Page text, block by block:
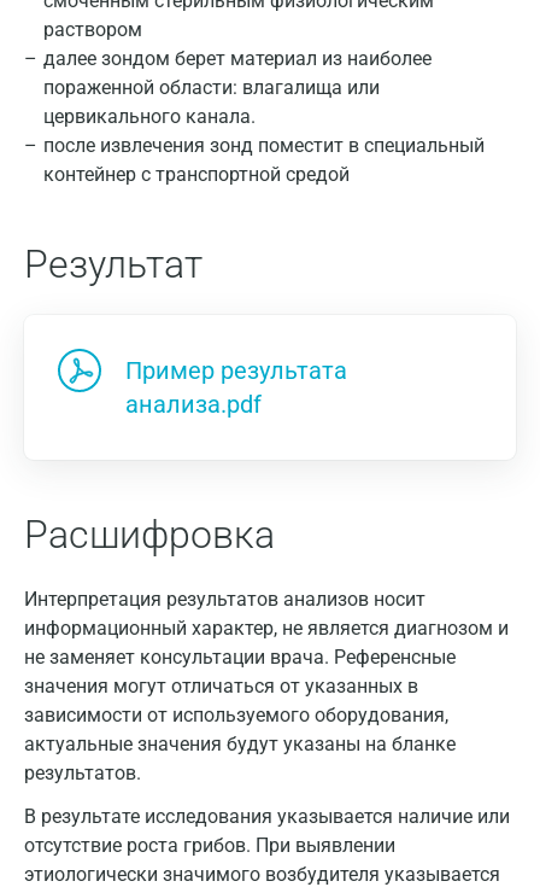
раствором
далее зондом берет материал из наиболее
пораженной области: влагалища или
цервикального канала.
после извлечения зонд поместит в специальный
контейнер с транспортной средой
Результат
Пример результата
анализа.pdf
Расшифровка
Интерпретация результатов анализов носит
информационный характер, не является диагнозом и
не заменяет консультации врача. Референсные
значения могут отличаться от указанных в
зависимости от используемого оборудования,
актуальные значения будут указаны на бланке
результатов.
В результате исследования указывается наличие или
отсутствие роста грибов. При выявлении
этиологически значимого возбудителя указывается
Санкт-Петербург
Нижний Новгород
Казань
Апрелевка
Астрахань
Балашиха
Великий Новгород
Владимир
Волгоград
Волжский
Вологда
Воронеж
Всеволожск